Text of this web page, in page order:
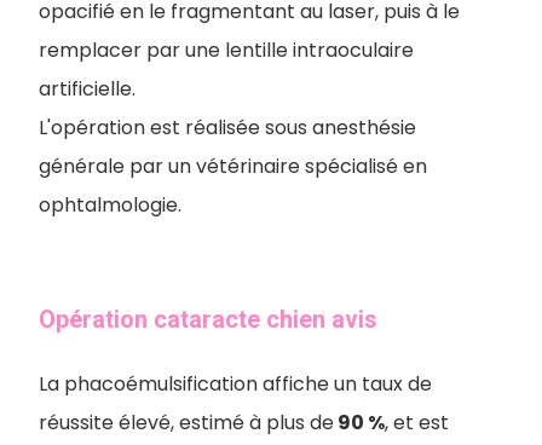
opacifié en le fragmentant au laser, puis à le
remplacer par une lentille intraoculaire
artificielle.
L'opération est réalisée sous anesthésie
générale par un vétérinaire spécialisé en
ophtalmologie.
Opération cataracte chien avis
La phacoémulsification affiche un taux de
réussite élevé, estimé à plus de90 %, et est